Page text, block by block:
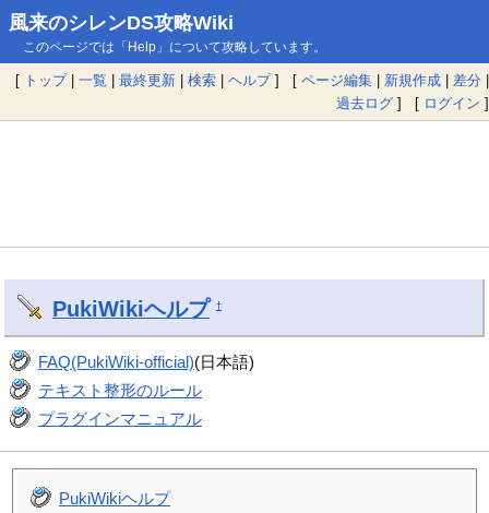
風来のシレンDS攻略Wiki
このページでは「Help」について攻略しています。
[ トップ| 一覧 | 最終更新 | 検索 | ヘルプ] [ ページ編集 | 新規作成 | 差分 |
過去ログ ] [ ログイン ]
PukiWikiヘルプ †
FAQ(PukiWiki-official)(日本語)
テキスト整形のルール
プラグインマニュアル
PukiWikiヘルプ